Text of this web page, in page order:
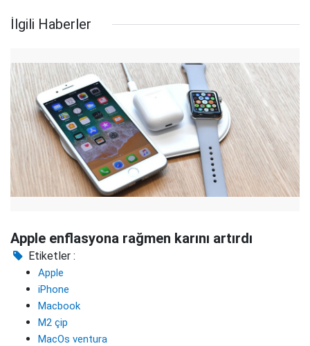
İlgili Haberler
Apple enflasyona rağmen karını artırdı
Etiketler :
Apple
iPhone
Macbook
M2 çip
MacOs ventura